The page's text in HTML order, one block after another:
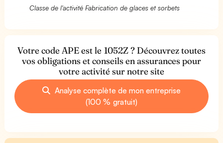
Classe de l'activité Fabrication de glaces et sorbets
Votre code APE est le 1052Z ? Découvrez toutes
vos obligations et conseils en assurances pour
votre activité sur notre site
Analyse complète de mon entreprise
(100 % gratuit)